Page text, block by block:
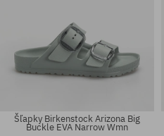
Šľapky Birkenstock Arizona Big
Buckle EVA Narrow Wmn